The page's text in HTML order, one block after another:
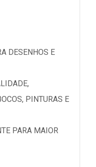
DESENHOS E
PINTURAS E
PARA MAIOR